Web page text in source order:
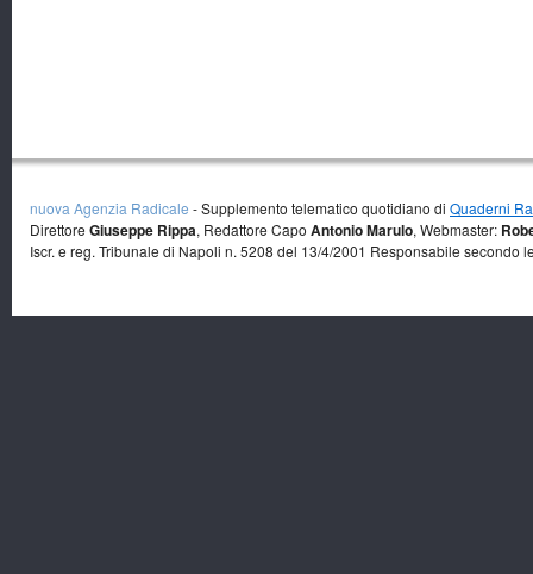
nuova Agenzia Radicale - Supplemento telematico quotidiano di Quaderni
Direttore Giuseppe Rippa, Redattore Capo Antonio Marulo, Webmaster:
Iscr. e reg. Tribunale di Napoli n. 5208 del 13/4/2001 Responsabile secondo